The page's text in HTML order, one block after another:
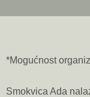
*Mogućnost
Smokvica Ada